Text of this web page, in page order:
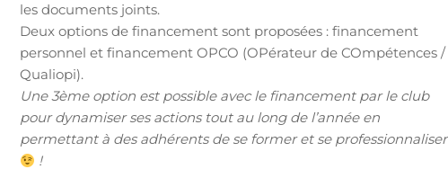
les documents joints.
Deux options de financement sont proposées : financement
personnel et financement OPCO (OPérateur de COmpétences /
Qualiopi).
Une 3ème option est possible avec le financement par le club
pour dynamiser ses actions tout au long de l’année en
permettant à des adhérents de se former et se professionnaliser
!